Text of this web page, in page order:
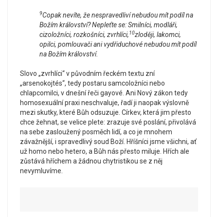
9Copak nevíte, že nespravedliví nebudou mít podíl na
Božím království? Nepleťte se: Smilníci, modláři,
cizoložníci, rozkošníci, zvrhlíci,10zloději, lakomci,
opilci, pomlouvači ani vydřiduchové nebudou mít podíl
na Božím království.
Slovo „zvrhlíci“ v původním řeckém textu zní
„arsenokojtés“, tedy postaru samcoložníci nebo
chlapcomilci, v dnešní řeči gayové. Ani Nový zákon tedy
homosexuální praxi neschvaluje, řadí ji naopak výslovně
mezi skutky, které Bůh odsuzuje. Církev, která jim přesto
chce žehnat, se velice plete: zrazuje své poslání, přivolává
na sebe zasloužený posměch lidí, a co je mnohem
závažnější, i spravedlivý soud Boží. Hříšníci jsme všichni, ať
už homo nebo hetero, a Bůh nás přesto miluje. Hřích ale
zůstává hříchem a žádnou chytristikou se z něj
nevymluvíme.